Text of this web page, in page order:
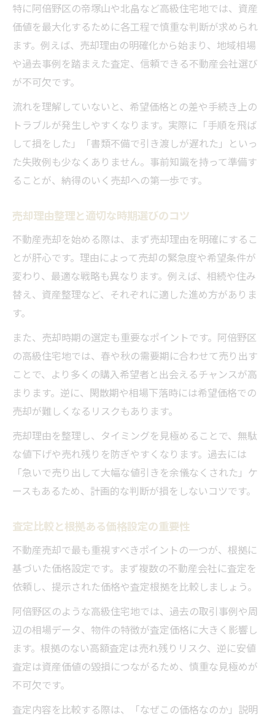
特に阿倍野区の帝塚山や北畠など高級住宅地では、資産
価値を最大化するために各工程で慎重な判断が求められ
ます。例えば、売却理由の明確化から始まり、地域相場
や過去事例を踏まえた査定、信頼できる不動産会社選び
が不可欠です。
流れを理解していないと、希望価格との差や手続き上の
トラブルが発生しやすくなります。実際に「手順を飛ば
して損をした」「書類不備で引き渡しが遅れた」といっ
た失敗例も少なくありません。事前知識を持って準備す
ることが、納得のいく売却への第一歩です。
売却理由整理と適切な時期選びのコツ
不動産売却を始める際は、まず売却理由を明確にするこ
とが肝心です。理由によって売却の緊急度や希望条件が
変わり、最適な戦略も異なります。例えば、相続や住み
替え、資産整理など、それぞれに適した進め方がありま
す。
また、売却時期の選定も重要なポイントです。阿倍野区
の高級住宅地では、春や秋の需要期に合わせて売り出す
ことで、より多くの購入希望者と出会えるチャンスが高
まります。逆に、閑散期や相場下落時には希望価格での
売却が難しくなるリスクもあります。
売却理由を整理し、タイミングを見極めることで、無駄
な値下げや売れ残りを防ぎやすくなります。過去には
「急いで売り出して大幅な値引きを余儀なくされた」ケ
ースもあるため、計画的な判断が損をしないコツです。
査定比較と根拠ある価格設定の重要性
不動産売却で最も重視すべきポイントの一つが、根拠に
基づいた価格設定です。まず複数の不動産会社に査定を
依頼し、提示された価格や査定根拠を比較しましょう。
阿倍野区のような高級住宅地では、過去の取引事例や周
辺の相場データ、物件の特徴が査定価格に大きく影響し
ます。根拠のない高額査定は売れ残りリスク、逆に安値
査定は資産価値の毀損につながるため、慎重な見極めが
不可欠です。
査定内容を比較する際は、「なぜこの価格なのか」説明